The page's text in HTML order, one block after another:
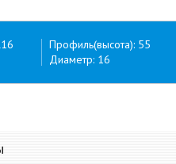
Профиль(высота): 55
Диаметр: 16